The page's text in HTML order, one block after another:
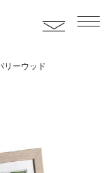
リーウッド